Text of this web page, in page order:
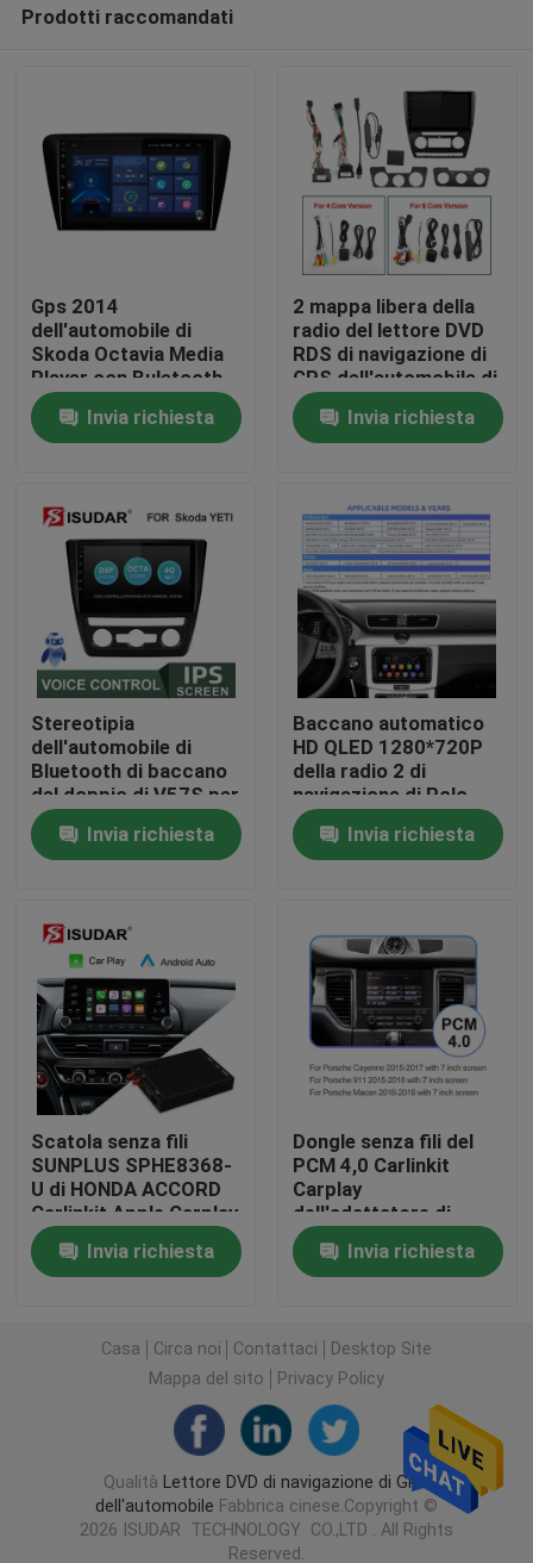
Casa
Prodotti
Giro della fabbrica
Controllo di qualità
Contattici
Notizia
casi
Richieda una citazione
Shopping
Lettore DVD di navigazione di GPS dell'automobile
lettore DVD dell'automobile di androide
Lettore DVD dell'automobile per il VW
auto 2 din dvd player
Navigazione di GPS di DVD per BMW
Navigazione di GPS di DVD per Toyota
Prodotti raccomandati
Gps 2014
dell'automobile di
Skoda Octavia Media
Player con Buletooth
1080P
Invia richiesta
2 mappa libera della
radio del lettore DVD
RDS di navigazione di
GPS dell'automobile di
Android 10 di baccano
Invia richiesta
Stereotipia
dell'automobile di
Bluetooth di baccano
del doppio di V57S per
il centro 2.5GHZ degli
yeti DDR4 Octa di
Skoda
Invia richiesta
Baccano automatico
HD QLED 1280*720P
della radio 2 di
navigazione di Polo
Car GPS di golf di
SkodaInvia richiesta
Scatola senza fili
SUNPLUS SPHE8368-
U di HONDA ACCORD
Carlinkit Apple Carplay
Invia richiesta
Dongle senza fili del
PCM 4,0 Carlinkit
Carplay
dell'adattatore di
SPHE8368-U Apple
CarplayInvia richiesta
Casa Circa noi Contattaci
Desktop Site
Mappa del sito
Privacy Policy
Qualità
Lettore DVD di navigazione di GPS
dell'automobile Fabbrica cinese.Copyright ©
2026 ISUDAR TECHNOLOGY CO.,LTD . All Rights
Reserved.